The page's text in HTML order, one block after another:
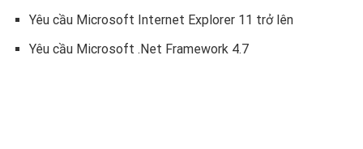
Yêu cầu Microsoft Internet Explorer 11 trở lên
Yêu cầu Microsoft .Net Framework 4.7